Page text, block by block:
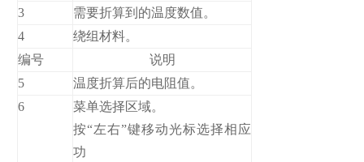
3
需要折算到的温度数值。
4
绕组材料。
编号
说明
5
温度折算后的电阻值。
6
菜单选择区域。
按“左右”键移动光标选择相应
功